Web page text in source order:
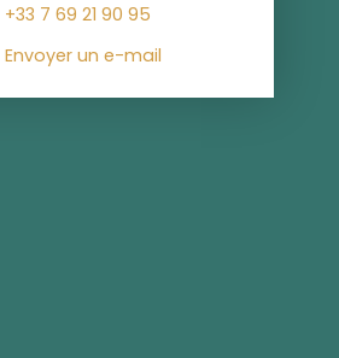
+33 7 69 21 90 95
Envoyer un e-mail